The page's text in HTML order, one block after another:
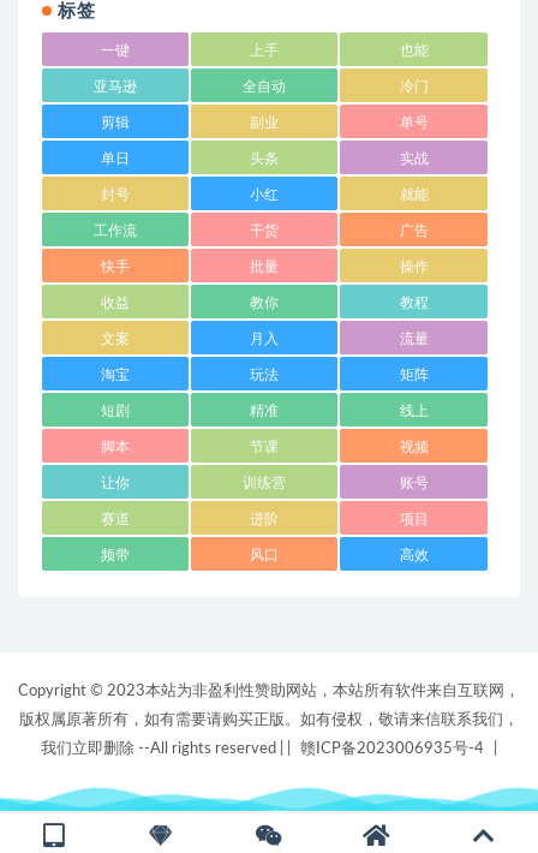
标签
一键 上手 也能
亚马逊 全自动 冷门
剪辑 副业 单号
单日 头条 实战
封号 小红 就能
工作流 干货 广告
快手 批量 操作
收益 教你 教程
文案 月入 流量
淘宝 玩法 矩阵
短剧 精准 线上
脚本 节课 视频
让你 训练营 账号
赛道 进阶 项目
频带 风口 高效
Copyright © 2023本站为非盈利性赞助网站，本站所有软件来自互联网，
版权属原著所有，如有需要请购买正版。如有侵权，敬请来信联系我们，
我们立即删除 --All rights reserved |
赣ICP备2023006935号-4